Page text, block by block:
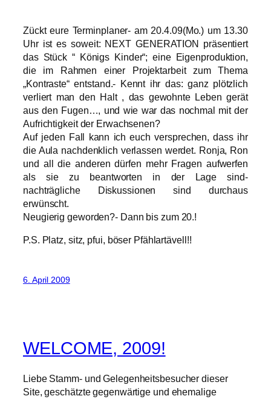
Zückt eure Terminplaner- am 20.4.09(Mo.) um 13.30
Uhr ist es soweit: NEXT GENERATION präsentiert
das Stück “ Königs Kinder“; eine Eigenproduktion,
die im Rahmen einer Projektarbeit zum Thema
„Kontraste“ entstand.- Kennt ihr das: ganz plötzlich
verliert man den Halt , das gewohnte Leben gerät
aus den Fugen…, und wie war das nochmal mit der
Aufrichtigkeit der Erwachsenen?
Auf jeden Fall kann ich euch versprechen, dass ihr
die Aula nachdenklich verlassen werdet. Ronja, Ron
und all die anderen dürfen mehr Fragen aufwerfen
als sie zu beantworten in der Lage sind-
nachträgliche Diskussionen sind durchaus
erwünscht.
Neugierig geworden?- Dann bis zum 20.!
P.S. Platz, sitz, pfui, böser Pfählartävell!!
6. April 2009
WELCOME, 2009!
Liebe Stamm- und Gelegenheitsbesucher dieser
Site, geschätzte gegenwärtige und ehemalige